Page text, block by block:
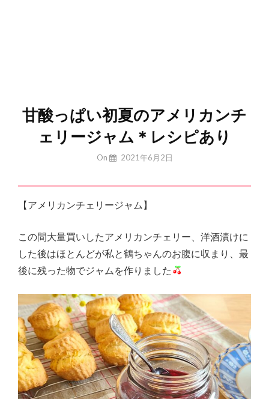
甘酸っぱい初夏のアメリカンチ
ェリージャム＊レシピあり
By
On 2021年6月2日
【アメリカンチェリージャム】
この間大量買いしたアメリカンチェリー、洋酒漬けに
した後はほとんどが私と鶴ちゃんのお腹に収まり、最
後に残った物でジャムを作りました